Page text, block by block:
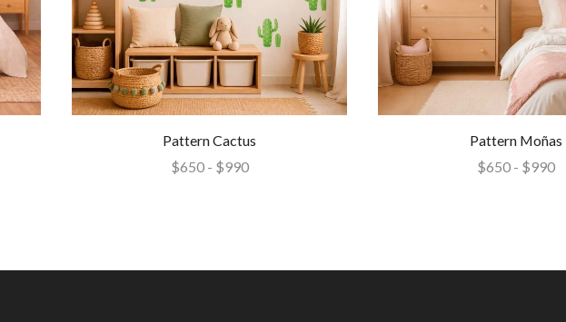
Pattern Cactus
$650 - $990
Pattern Moñas
$650 - $990